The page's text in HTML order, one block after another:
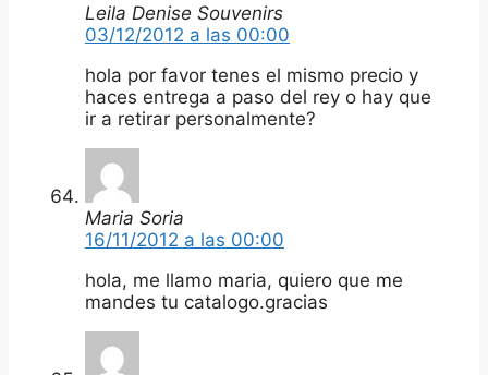
Leila Denise Souvenirs
03/12/2012 a las 00:00
hola por favor tenes el mismo precio y
haces entrega a paso del rey o hay que
ir a retirar personalmente?
Maria Soria
16/11/2012 a las 00:00
hola, me llamo maria, quiero que me
mandes tu catalogo.gracias